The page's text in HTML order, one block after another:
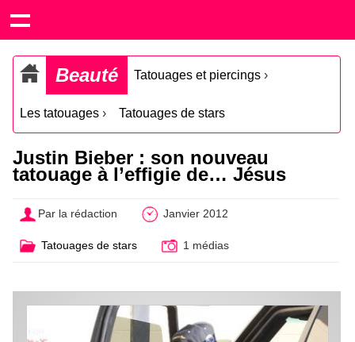
Beauté Tatouages et piercings ›
Les tatouages › Tatouages de stars
Justin Bieber : son nouveau
tatouage à l’effigie de… Jésus
Par la rédaction Janvier 2012
Tatouages de stars 1 médias